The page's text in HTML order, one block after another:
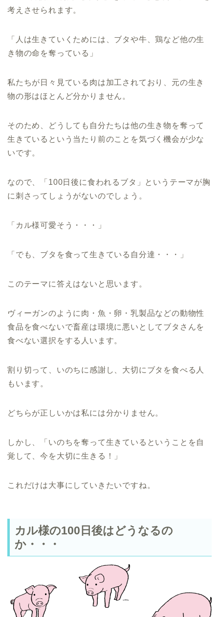
考えさせられます。
「人は生きていくためには、ブタや牛、鶏など他の生
き物の命を奪っている」
私たちが日々見ている肉は加工されており、元の生き
物の形はほとんど分かりません。
そのため、どうしても自分たちは他の生き物を奪って
生きているという当たり前のことを気づく機会が少な
いです。
なので、「100日後に食われるブタ」というテーマが胸
に刺さってしょうがないのでしょう。
「カル様可愛そう・・・」
「でも、ブタを食って生きている自分達・・・」
このテーマに答えはないと思います。
ヴィーガンのように肉・魚・卵・乳製品などの動物性
食品を食べないで畜産は環境に悪いとしてブタさんを
食べない選択をする人います。
割り切って、いのちに感謝し、大切にブタを食べる人
もいます。
どちらが正しいかは私には分かりません。
しかし、「いのちを奪って生きているということを自
覚して、今を大切に生きる！」
これだけは大事にしていきたいですね。
カル様の100日後はどうなるの
か・・・